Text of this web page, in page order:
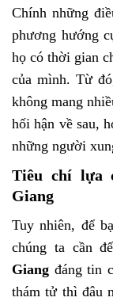
Chính những
phương hướng
họ có thời gian
của mình. Từ
không mang
hối hận về sau,
những người
Tiêu chí lựa
Giang
Tuy nhiên, để
chúng ta cần
Giang đáng tin
thám tử thì đâu